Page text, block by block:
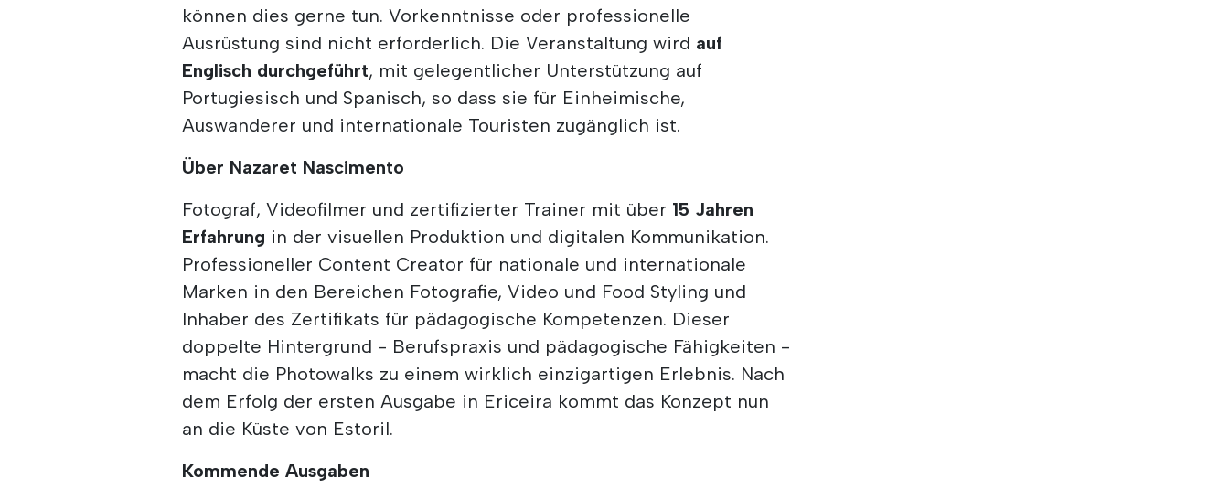
können dies gerne tun. Vorkenntnisse oder professionelle
Ausrüstung sind nicht erforderlich. Die Veranstaltung wird auf
Englisch durchgeführt, mit gelegentlicher Unterstützung auf
Portugiesisch und Spanisch, so dass sie für Einheimische,
Auswanderer und internationale Touristen zugänglich ist.
Über Nazaret Nascimento
Fotograf, Videofilmer und zertifizierter Trainer mit über 15 Jahren
Erfahrung in der visuellen Produktion und digitalen Kommunikation.
Professioneller Content Creator für nationale und internationale
Marken in den Bereichen Fotografie, Video und Food Styling und
Inhaber des Zertifikats für pädagogische Kompetenzen. Dieser
doppelte Hintergrund - Berufspraxis und pädagogische Fähigkeiten -
macht die Photowalks zu einem wirklich einzigartigen Erlebnis. Nach
dem Erfolg der ersten Ausgabe in Ericeira kommt das Konzept nun
an die Küste von Estoril.
Kommende Ausgaben